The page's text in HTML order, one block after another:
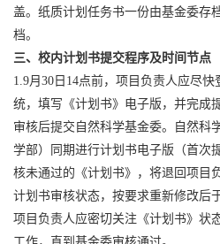
盖。纸质计划任务书一份由基金委存
档。
三、校内计划书提交程序及时间节点
1.9月 30 日 14点前，项目负责人应尽快
统，填写《计划书》电子版，并完成
审核后提交自然科学基金委。自然科
学部）同期进行计划书电子版（首次
核未通过的《计划书》，将退回项目
计划书审核状态，按要求重新修改后
项目负责人应密切关注《计划书》状